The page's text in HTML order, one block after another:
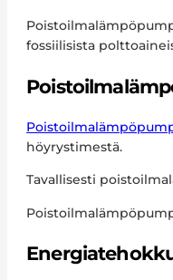
fossiilisista
höyrystimestä.
Tavallisesti